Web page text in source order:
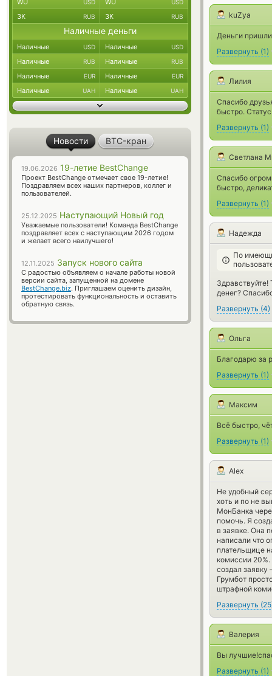
kuZya
Деньги
Развернуть (1)
Лилия
Спасибо
быстро.
Развернуть (1)
Светлана
Спасибо
быстро,
Развернуть (1)
Надежда
По
Здравствуйте!
денег?
Развернуть (4)
Ольга
Благодарю за
Развернуть (1)
Максим
Всё быстро,
Развернуть (1)
Alex
Не удобный
хоть и по не
МонБанка
помочь. Я
в заявке. Она
написали что
плательщице
комиссии
создал
Грумбот
штрафной
Развернуть (25
Валерия
Вы
Развернуть (1)
WU USD WU USD
ЗК RUB ЗК RUB
Наличные деньги
Наличные USD Наличные USD
Наличные RUB Наличные RUB
Наличные EUR Наличные EUR
Наличные UAH Наличные UAH
Новости BTC-кран
19.06.2026 19-летие BestChange
Проект BestChange отмечает свое 19-летие!
Поздравляем всех наших партнеров, коллег и
пользователей.
25.12.2025 Наступающий Новый год
Уважаемые пользователи! Команда BestChange
поздравляет всех с наступающим 2026 годом
и желает всего наилучшего!
12.11.2025 Запуск нового сайта
С радостью объявляем о начале работы новой
версии сайта, запущенной на домене
BestChange.biz. Приглашаем оценить дизайн,
протестировать функциональность и оставить
обратную связь.